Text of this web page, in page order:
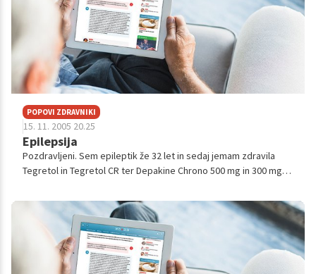
POPOVI ZDRAVNIKI
15. 11. 2005 20.25
Epilepsija
Pozdravljeni. Sem epileptik že 32 let in sedaj jemam zdravila
Tegretol in Tegretol CR ter Depakine Chrono 500 mg in 300 mg
pojavlat. Ve...